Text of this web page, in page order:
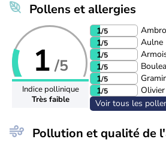
Pollens et allergies
1 /5
Indice pollinique
Très faible
1/5
1/5
Aulne
1/5
1/5
1/5
1/5
Olivier
Voir tous les
Pollution et qualité de